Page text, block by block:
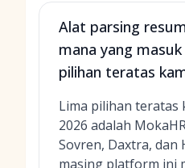
Alat parsing
mana yang
pilihan teratas
Lima pilihan teratas
2026 adalah
Sovren, Daxtra, dan
masing platform ini